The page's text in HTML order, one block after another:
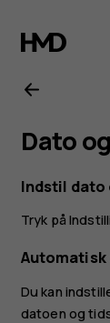
til
G11
Dato
Indstil dato
Tryk på
Du kan
datoen og